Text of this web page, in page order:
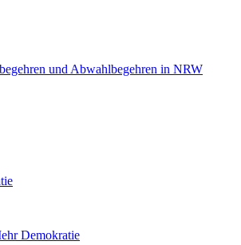
und Abwahlbegehren in NRW
Demokratie